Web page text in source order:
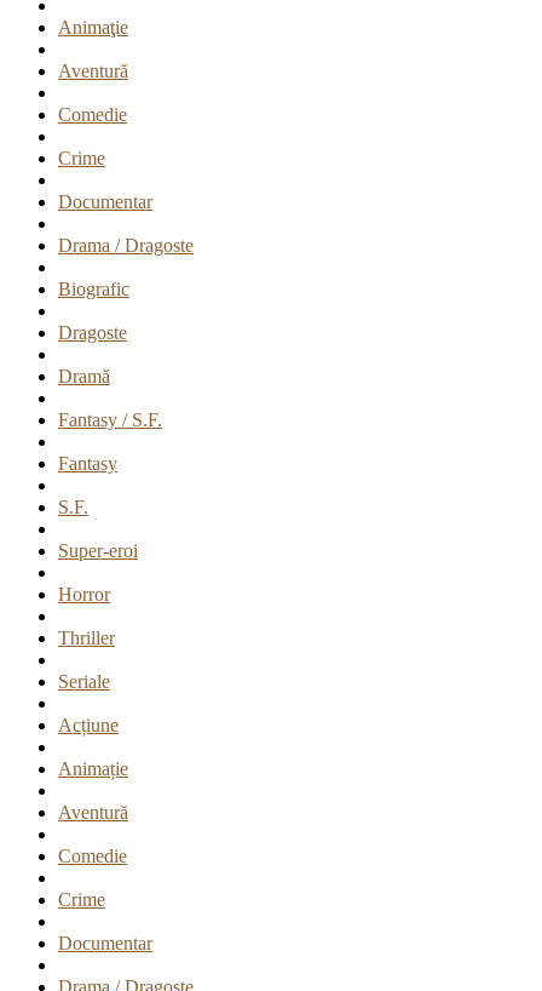
Animaţie
Aventură
Comedie
Crime
Documentar
Drama / Dragoste
Biografic
Dragoste
Dramă
Fantasy / S.F.
Fantasy
S.F.
Super-eroi
Horror
Thriller
Seriale
Acțiune
Animație
Aventură
Comedie
Crime
Documentar
Drama / Dragoste